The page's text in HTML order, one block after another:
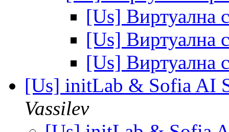
[Us]
[Us]
[Us]
[Us] initLab & Sofia AI
Vassilev